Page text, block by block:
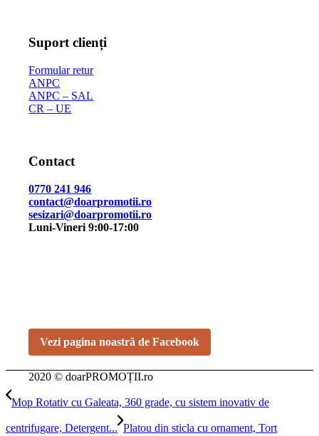
Suport clienți
Formular retur
ANPC
ANPC – SAL
CR – UE
Contact
0770 241 946
contact@doarpromotii.ro
sesizari@doarpromotii.ro
Luni-Vineri 9:00-17:00
Vezi pagina noastră de Facebook
2020 © doarPROMOȚII.ro
Mop Rotativ cu Galeata, 360 grade, cu sistem inovativ de
centrifugare, Detergent... Platou din sticla cu ornament, Tort